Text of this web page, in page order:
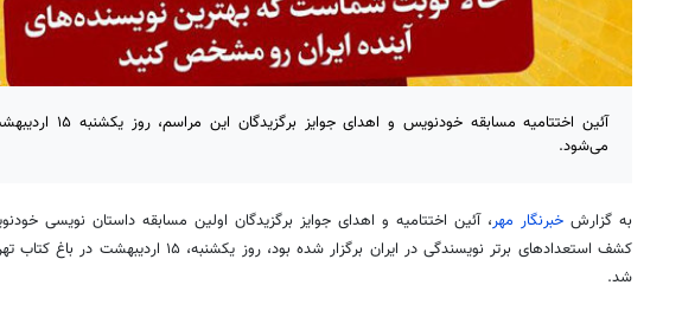
آئین اختتامیه مسابقه خودنویس و
می‌شود.
به گزارش خبرنگار مهر، آئین اختتامیه و اهدای جوایز برگزیدگان اولین مسابقه داستان نویسی
کشف استعدادهای برتر نویسندگی در ایران برگزار شده بود، روز
شد.